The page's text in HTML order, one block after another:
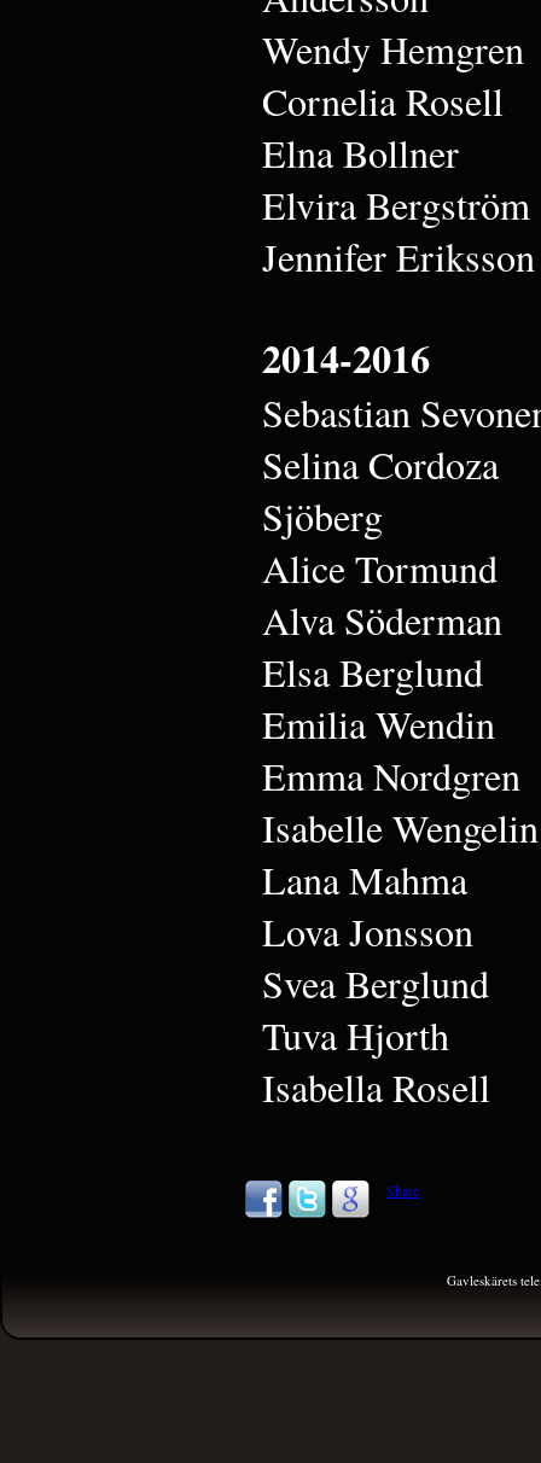
Wendy Hemgren
Cornelia Rosell
Elna Bollner
Elvira Bergström
Jennifer Eriksson
2014-2016
Sebastian
Selina Cordoza
Sjöberg
Alice Tormund
Alva Söderman
Elsa Berglund
Emilia Wendin
Emma Nordgren
Isabelle Wengelin
Lana Mahma
Lova Jonsson
Svea Berglund
Tuva Hjorth
Isabella Rosell
Share
Gavleskärets